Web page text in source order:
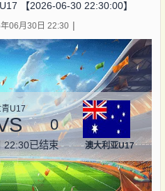
【2026-06-30 22:30:00】
06月30日 22:30
青U17
0
22:30已结束 澳大利亚U17